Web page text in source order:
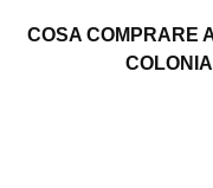
COSA COMPRARE